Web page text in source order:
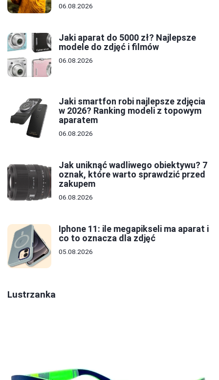
06.08.2026
Jaki aparat do 5000 zł? Najlepsze
modele do zdjęć i filmów
06.08.2026
Jaki smartfon robi najlepsze zdjęcia
w 2026? Ranking modeli z topowym
aparatem
06.08.2026
Jak uniknąć wadliwego obiektywu? 7
oznak, które warto sprawdzić przed
zakupem
06.08.2026
Iphone 11: ile megapikseli ma aparat i
co to oznacza dla zdjęć
05.08.2026
Lustrzanka